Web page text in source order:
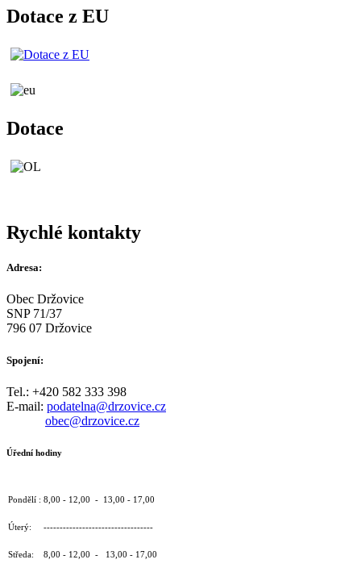
Dotace z EU
Dotace
Rychlé kontakty
Adresa:
Obec Držovice
SNP 71/37
796 07 Držovice
Spojení:
Tel.: +420 582 333 398
E-mail: podatelna@drzovice.cz
obec@drzovice.cz
Úřední hodiny
Pondělí : 8,00 - 12,00 - 13,00 - 17,00
Úterý: ----------------------------------
Středa: 8,00 - 12,00 - 13,00 - 17,00